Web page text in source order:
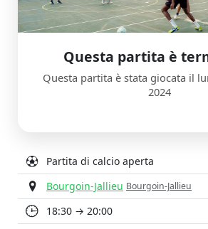
Partita di calcio aperta
Bourgoin-Jallieu Bourgoin-Jallieu
18:30 → 20:00
Questa partita è
Questa partita è stata giocata il
2024